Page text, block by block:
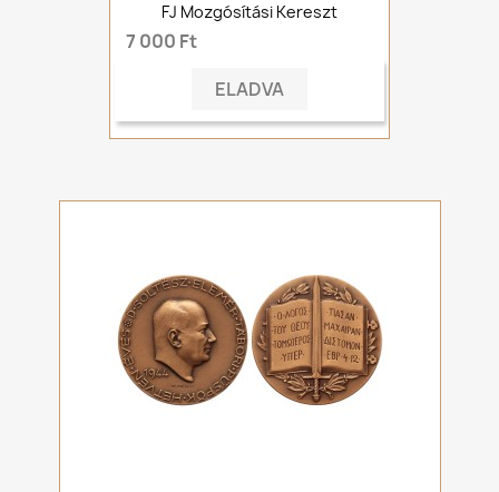
FJ Mozgósítási Kereszt
7 000 Ft
ELADVA